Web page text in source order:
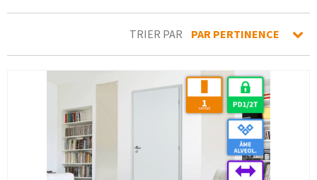
TRIER PAR PAR PERTINENCE